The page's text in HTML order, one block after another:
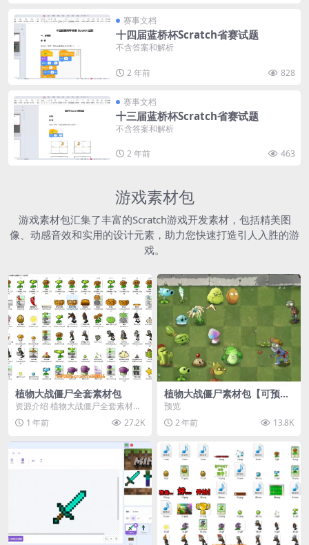
赛事文档
十四届蓝桥杯Scratch省赛试题
不含答案和解析
2 年前 828
赛事文档
十三届蓝桥杯Scratch省赛试题
不含答案和解析
2 年前 463
游戏素材包
游戏素材包汇集了丰富的Scratch游戏开发素材，包括精美图
像、动感音效和实用的设计元素，助力您快速打造引人入胜的游
戏。
植物大战僵尸全套素材包
资源介绍 植物大战僵尸全套素材
包，包含227个丰富多样的素材，
涵盖角色、背景、动...
1 年前 27.2K
植物大战僵尸素材包【可预
览】
预览
2 年前
13.8K